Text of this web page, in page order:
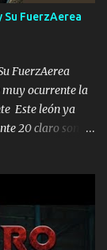
FUE UN
SIEMPRE
Es el DOS de
Su FuerzAerea
FuerzAerea
muy ocurrente la
Este león ya
20 claro son
pues no hay de
línea no veo a
voy chicoteado